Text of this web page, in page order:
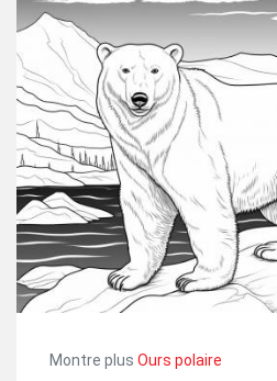
Montre plus Ours polaire